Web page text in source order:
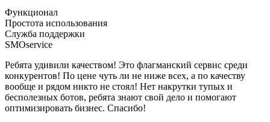
Функционал
Простота использования
Служба поддержки
SMOservice
Ребята удивили качеством! Это флагманский сервис среди
конкурентов! По цене чуть ли не ниже всех, а по качеству
вообще и рядом никто не стоял! Нет накрутки тупых и
бесполезных ботов, ребята знают свой дело и помогают
оптимизировать бизнес. Спасибо!